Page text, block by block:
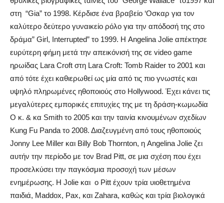
στη “Gia” το 1998. Κέρδισε ένα βραβείο ‘Οσκαρ για τον
καλύτερο δεύτερο γυναικείο ρόλο για την απόδοσή της στο
δράμα” Girl, Interrupted” το 1999. Η Angelina Jolie απέκτησε
ευρύτερη φήμη μετά την απεικόνισή της σε video game
ηρωίδας Lara Croft στη Lara Croft: Tomb Raider το 2001 και
από τότε έχει καθιερωθεί ως μία από τις πιο γνωστές και
υψηλό πληρωμένες ηθοποιούς στο Hollywood. Έχει κάνει τις
μεγαλύτερες εμπορικές επιτυχίες της με τη δράση-κωμωδία
Ο κ. & κα Smith το 2005 και την ταινία κινουμένων σχεδίων
Kung Fu Panda το 2008. Διαζευγμένη από τους ηθοποιούς
Jonny Lee Miller και Billy Bob Thornton, η Angelina Jolie ζει
αυτήν την περίοδο με τον Brad Pitt, σε μια σχέση που έχει
προσελκύσει την παγκόσμια προσοχή των μέσων
ενημέρωσης. Η Jolie και ο Pitt έχουν τρία υιοθετημένα
παιδιά, Maddox, Pax, και Zahara, καθώς και τρία βιολογικά